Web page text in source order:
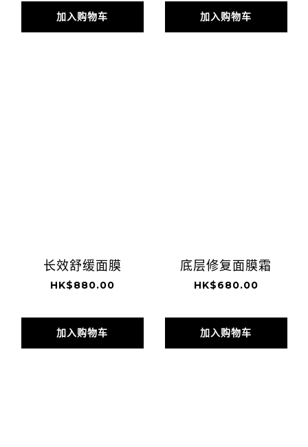
加入购物车 加入购物车
长效舒缓面膜
HK$880.00
加入购物车
底层修复面膜霜
HK$680.00
加入购物车